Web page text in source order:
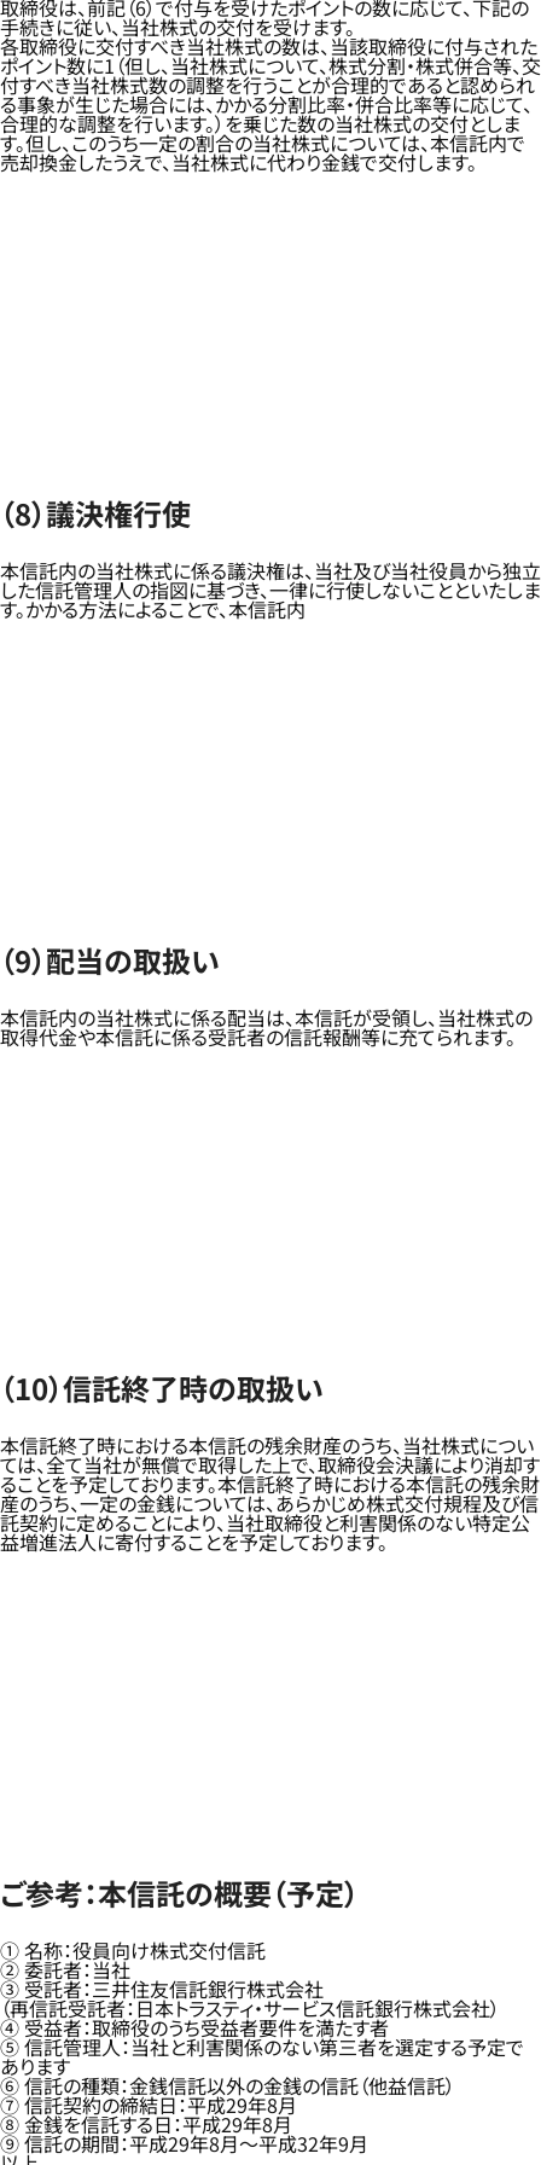
取締役は、前記（6）で付与を受けたポイントの数に応じて、下記の
手続きに従い、当社株式の交付を受けます。
各取締役に交付すべき当社株式の数は、当該取締役に付与された
ポイント数に1（但し、当社株式について、株式分割・株式併合等、交
付すべき当社株式数の調整を行うことが合理的であると認められ
る事象が生じた場合には、かかる分割比率・併合比率等に応じて、
合理的な調整を行います。）を乗じた数の当社株式の交付としま
す。但し、このうち一定の割合の当社株式については、本信託内で
売却換金したうえで、当社株式に代わり金銭で交付します。
（8）議決権行使
本信託内の当社株式に係る議決権は、当社及び当社役員から独立
した信託管理人の指図に基づき、一律に行使しないことといたしま
す。かかる方法によることで、本信託内
（9）配当の取扱い
本信託内の当社株式に係る配当は、本信託が受領し、当社株式の
取得代金や本信託に係る受託者の信託報酬等に充てられます。
（10）信託終了時の取扱い
本信託終了時における本信託の残余財産のうち、当社株式につい
ては、全て当社が無償で取得した上で、取締役会決議により消却す
ることを予定しております。本信託終了時における本信託の残余財
産のうち、一定の金銭については、あらかじめ株式交付規程及び信
託契約に定めることにより、当社取締役と利害関係のない特定公
益増進法人に寄付することを予定しております。
ご参考：本信託の概要（予定）
① 名称：役員向け株式交付信託
② 委託者：当社
③ 受託者：三井住友信託銀行株式会社
（再信託受託者：日本トラスティ・サービス信託銀行株式会社）
④ 受益者：取締役のうち受益者要件を満たす者
⑤ 信託管理人：当社と利害関係のない第三者を選定する予定で
あります
⑥ 信託の種類：金銭信託以外の金銭の信託（他益信託）
⑦ 信託契約の締結日：平成29年8月
⑧ 金銭を信託する日：平成29年8月
⑨ 信託の期間：平成29年8月～平成32年9月